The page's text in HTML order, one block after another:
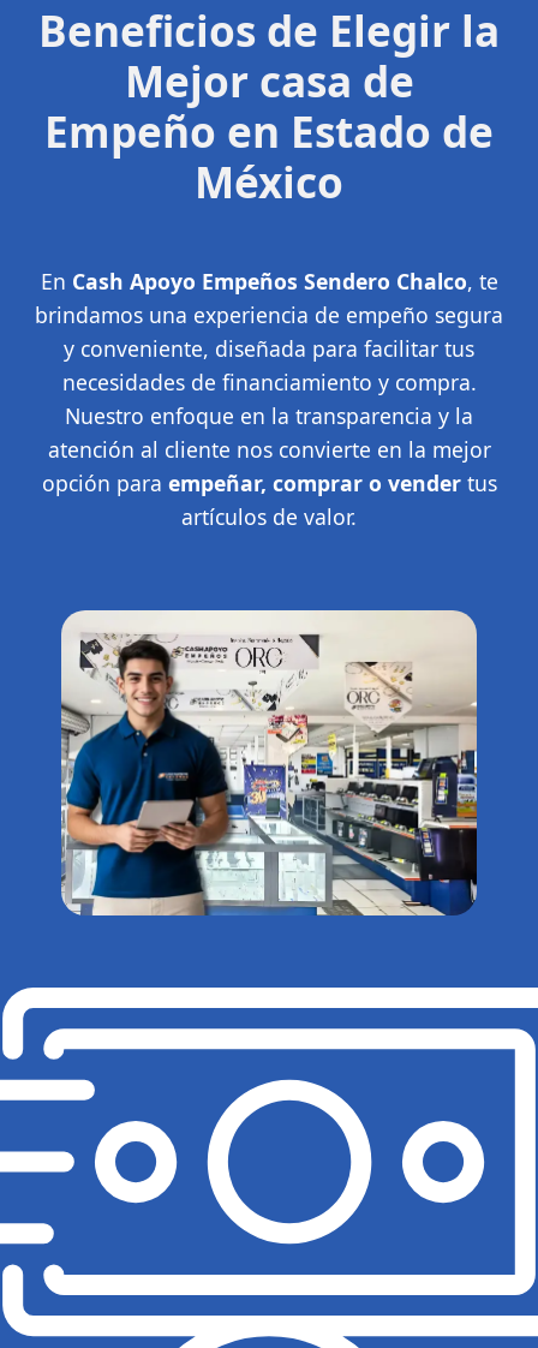
Beneficios de Elegir la
Mejor casa de
Empeño en Estado de
México
En Cash Apoyo Empeños Sendero Chalco, te
brindamos una experiencia de empeño segura
y conveniente, diseñada para facilitar tus
necesidades de financiamiento y compra.
Nuestro enfoque en la transparencia y la
atención al cliente nos convierte en la mejor
opción para empeñar, comprar o vendertus
artículos de valor.